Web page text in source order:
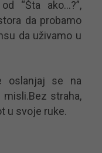
“Šta ako…?”,
da probamo
da uživamo u
oslanjaj se na
straha,
u svoje ruke.